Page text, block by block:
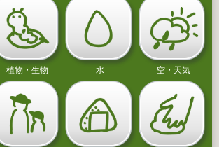
植物・生物 水 空・天気